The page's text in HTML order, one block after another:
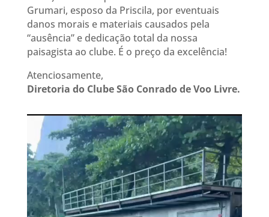
Grumari, esposo da Priscila, por eventuais
danos morais e materiais causados pela
“ausência” e dedicação total da nossa
paisagista ao clube. É o preço da excelência!
Atenciosamente,
Diretoria do Clube São Conrado de Voo Livre.